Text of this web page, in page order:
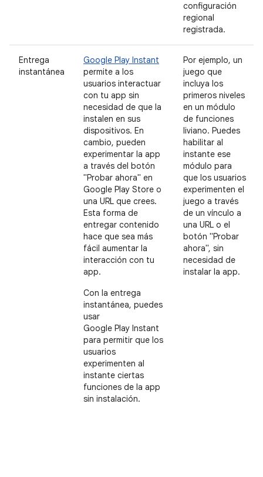
configuración
regional
registrada.
Entrega
instantánea
Google Play Instant
permite a los
usuarios interactuar
con tu app sin
necesidad de que la
instalen en sus
dispositivos. En
cambio, pueden
experimentar la app
a través del botón
"Probar ahora" en
Google Play Store o
una URL que crees.
Esta forma de
entregar contenido
hace que sea más
fácil aumentar la
interacción con tu
app.
Con la entrega
instantánea, puedes
usar
Google Play Instant
para permitir que los
usuarios
experimenten al
instante ciertas
funciones de la app
sin instalación.
Por ejemplo, un
juego que
incluya los
primeros niveles
en un módulo
de funciones
liviano. Puedes
habilitar al
instante ese
módulo para
que los usuarios
experimenten el
juego a través
de un vínculo a
una URL o el
botón "Probar
ahora", sin
necesidad de
instalar la app.